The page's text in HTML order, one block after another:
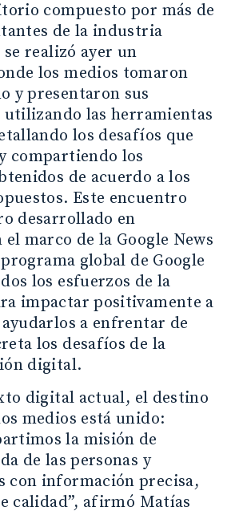
compuesto por más de
de la industria
realizó ayer un
los medios tomaron
y presentaron sus
utilizando las herramientas
los desafíos que
compartiendo los
de acuerdo a los
Este encuentro
desarrollado en
marco de la Google News
global de Google
los esfuerzos de la
impactar positivamente a
a enfrentar de
los desafíos de la
digital.
digital actual, el destino
medios está unido:
la misión de
de las personas y
con información precisa,
calidad”, afirmó Matías